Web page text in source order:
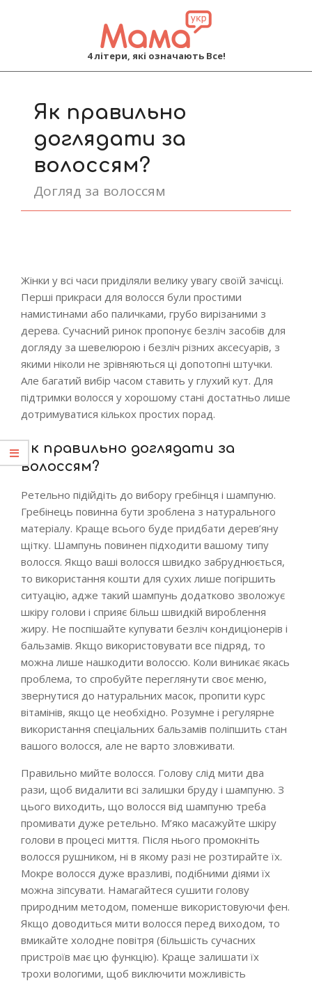
4 літери, які означають Все!
Як правильно
доглядати за
волоссям?
Догляд за волоссям
Жінки у всі часи приділяли велику увагу своїй зачісці.
Перші прикраси для волосся були простими
намистинами або паличками, грубо вирізаними з
дерева. Сучасний ринок пропонує безліч засобів для
догляду за шевелюрою і безліч різних аксесуарів, з
якими ніколи не зрівняються ці допотопні штучки.
Але багатий вибір часом ставить у глухий кут. Для
підтримки волосся у хорошому стані достатньо лише
дотримуватися кількох простих порад.
Як правильно доглядати за
волоссям?
Ретельно підійдіть до вибору гребінця і шампуню.
Гребінець повинна бути зроблена з натурального
матеріалу. Краще всього буде придбати дерев’яну
щітку. Шампунь повинен підходити вашому типу
волосся. Якщо ваші волосся швидко забруднюється,
то використання кошти для сухих лише погіршить
ситуацію, адже такий шампунь додатково зволожує
шкіру голови і сприяє більш швидкій вироблення
жиру. Не поспішайте купувати безліч кондиціонерів і
бальзамів. Якщо використовувати все підряд, то
можна лише нашкодити волоссю. Коли виникає якась
проблема, то спробуйте переглянути своє меню,
звернутися до натуральних масок, пропити курс
вітамінів, якщо це необхідно. Розумне і регулярне
використання спеціальних бальзамів поліпшить стан
вашого волосся, але не варто зловживати.
Правильно мийте волосся. Голову слід мити два
рази, щоб видалити всі залишки бруду і шампуню. З
цього виходить, що волосся від шампуню треба
промивати дуже ретельно. М’яко масажуйте шкіру
голови в процесі миття. Після нього промокніть
волосся рушником, ні в якому разі не розтирайте їх.
Мокре волосся дуже вразливі, подібними діями їх
можна зіпсувати. Намагайтеся сушити голову
природним методом, поменше використовуючи фен.
Якщо доводиться мити волосся перед виходом, то
вмикайте холодне повітря (більшість сучасних
пристроїв має цю функцію). Краще залишати їх
трохи вологими, щоб виключити можливість